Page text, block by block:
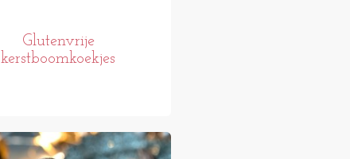
Glutenvrije
kerstboomkoekjes